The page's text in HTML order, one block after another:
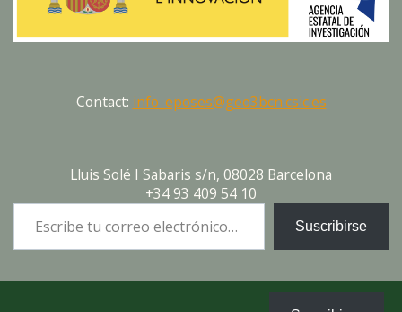
Contact: info_eposes@geo3bcn.csic.es
Lluis Solé I Sabaris s/n, 08028 Barcelona
+34 93 409 54 10
Escribe tu correo electrónico…
Suscribirse